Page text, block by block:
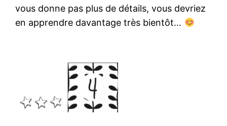
vous donne pas plus de détails, vous devriez
en apprendre davantage très bientôt…